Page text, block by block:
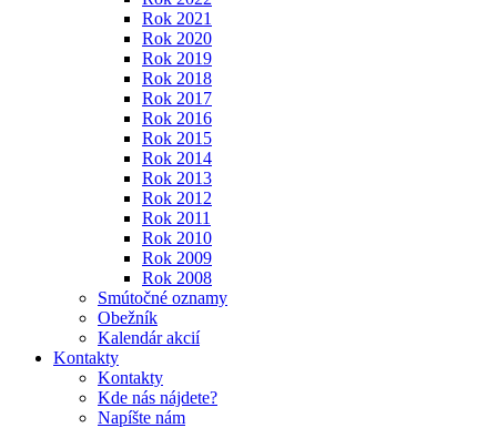
Rok 2021
Rok 2020
Rok 2019
Rok 2018
Rok 2017
Rok 2016
Rok 2015
Rok 2014
Rok 2013
Rok 2012
Rok 2011
Rok 2010
Rok 2009
Rok 2008
Smútočné oznamy
Obežník
Kalendár akcií
Kontakty
Kontakty
Kde nás nájdete?
Napíšte nám